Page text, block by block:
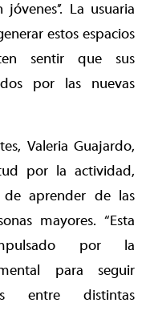
La usuaria
estos espacios
sentir que sus
por las nuevas
Valeria Guajardo,
por la actividad,
de aprender de las
mayores. “Esta
por la
para seguir
entre distintas